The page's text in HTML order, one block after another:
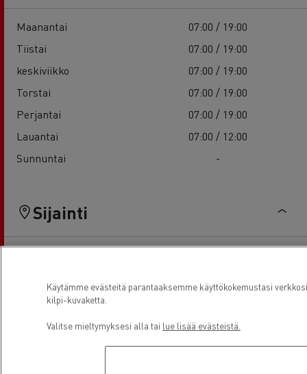
Maanantai
07:00 / 19:00
Tiistai
07:00 / 19:00
keskiviikko
07:00 / 19:00
Torstai
07:00 / 19:00
Perjantai
07:00 / 19:00
Lauantai
07:00 / 12:00
Sunnuntai
-
Sijainti
Käytämme evästeitä parantaaksemme käyttökokemustasi
kilpi-kuvaketta.
Valitse mieltymyksesi alla tai lue lisää evästeistä.